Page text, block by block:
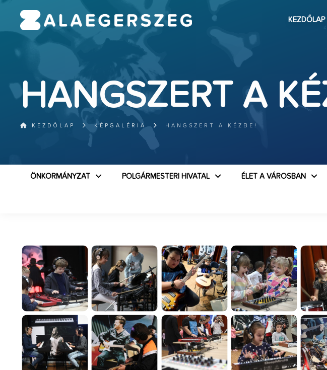
KEZDŐLAP
HANGSZERT A
KEZDŐLAP KÉPGALÉRIA HANGSZERT A KÉZBE!
ÖNKORMÁNYZAT POLGÁRMESTERI HIVATAL ÉLET A VÁROSBAN